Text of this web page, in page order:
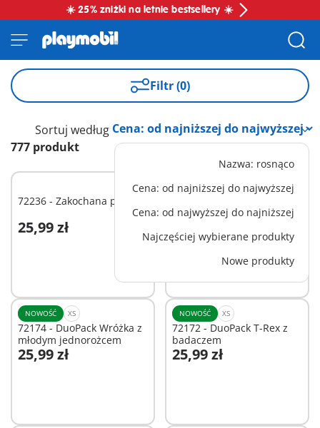
☀️ 25% zniżki na letnie bestsellery ☀️
Filtr (0)
777 produkt
Sortuj według
Nazwa: rosnąco
Cena: od najniższej do najwyższej
Cena: od najwyższej do najniższej
Najczęściej wybierane produkty
Nowe produkty
72236 - Zakochana para
25,99 zł
Dodaj do koszyka
NOWOŚĆ XS
okolicznościowa:
Dodaj do koszyka
NOWOŚĆ XS
72174 - DuoPack Wróżka z
młodym jednorożcem
25,99 zł
Dodaj do koszyka
NOWOŚĆ XS
72172 - DuoPack T-Rex z
badaczem
25,99 zł
Dodaj do koszyka